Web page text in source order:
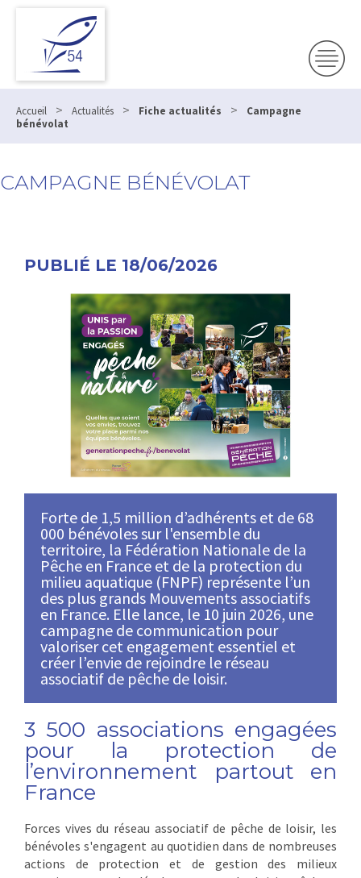
Accueil > Actualités > Fiche actualités >
Campagne
bénévolat
CAMPAGNE BÉNÉVOLAT
PUBLIÉ LE 18/06/2026
Forte de 1,5 million d’adhérents et de 68
000 bénévoles sur l'ensemble du
territoire, la Fédération Nationale de la
Pêche en France et de la protection du
milieu aquatique (FNPF) représente l’un
des plus grands Mouvements associatifs
en France. Elle lance, le 10 juin 2026, une
campagne de communication pour
valoriser cet engagement essentiel et
créer l’envie de rejoindre le réseau
associatif de pêche de loisir.
3 500 associations engagées
pour la protection de
l’environnement partout en
France
Forces vives du réseau associatif de pêche de loisir, les
bénévoles s'engagent au quotidien dans de nombreuses
actions de protection et de gestion des milieux